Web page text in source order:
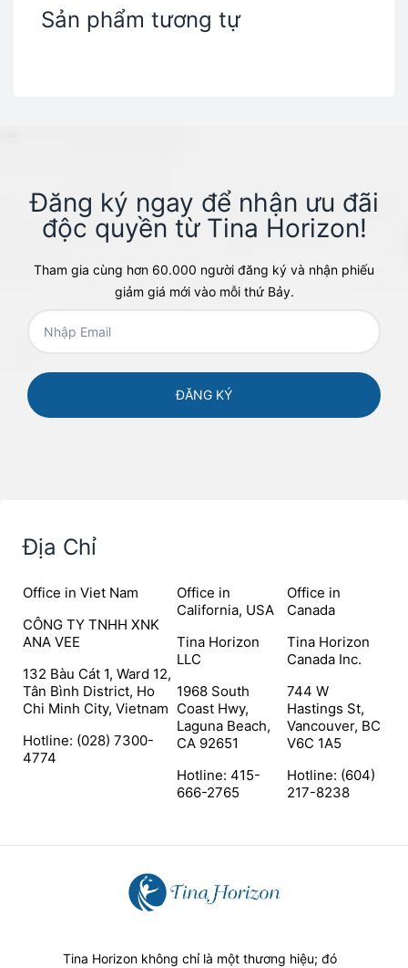
Sản phẩm tương tự
Đăng ký ngay để nhận ưu đãi
độc quyền từ Tina Horizon!​
Tham gia cùng hơn 60.000 người đăng ký và nhận phiếu
giảm giá mới vào mỗi thứ Bảy.
Địa Chỉ
Office in Viet Nam
CÔNG TY TNHH XNK
ANA VEE
132 Bàu Cát 1, Ward 12,
Tân Bình District, Ho
Chi Minh City, Vietnam
Hotline: (028) 7300-
4774
Office in
California, USA
Tina Horizon
LLC
1968 South
Coast Hwy,
Laguna Beach,
CA 92651
Hotline: 415-
666-2765
Office in
Canada
Tina Horizon
Canada Inc.
744 W
Hastings St,
Vancouver, BC
V6C 1A5
Hotline: (604)
217-8238
Tina Horizon không chỉ là một thương hiệu; đó